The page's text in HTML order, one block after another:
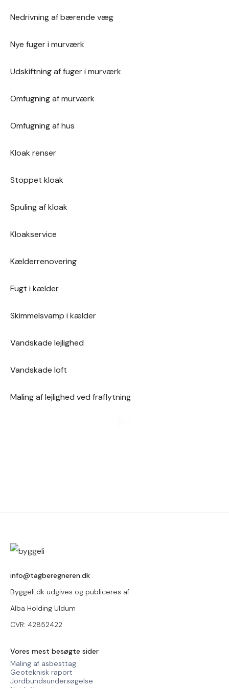
Nedrivning af bærende væg
Nye fuger i murværk
Udskiftning af fuger i murværk
Omfugning af murværk
Omfugning af hus
Kloak renser
Stoppet kloak
Spuling af kloak
Kloakservice
Kælderrenovering
Fugt i kælder
Skimmelsvamp i kælder
Vandskade lejlighed
Vandskade loft
Maling af lejlighed ved fraflytning
info@tagberegneren.dk
Byggeli.dk udgives og publiceres af:
Alba Holding Uldum
CVR: 42852422
Vores mest besøgte sider
Maling af asbesttag
Geoteknisk raport
Jordbundsundersøgelse